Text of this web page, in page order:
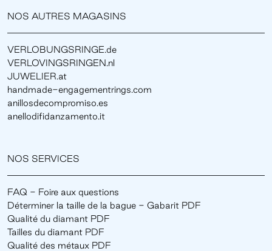
NOS AUTRES MAGASINS
VERLOBUNGSRINGE.de
VERLOVINGSRINGEN.nl
JUWELIER.at
handmade-engagementrings.com
anillosdecompromiso.es
anellodifidanzamento.it
NOS SERVICES
FAQ - Foire aux questions
Déterminer la taille de la bague - Gabarit PDF
Qualité du diamant PDF
Tailles du diamant PDF
Qualité des métaux PDF